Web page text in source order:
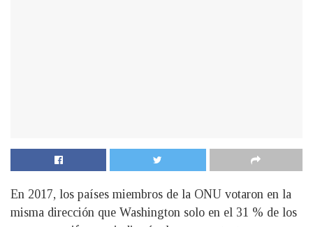
En 2017, los países miembros de la ONU votaron en la
misma dirección que Washington solo en el 31 % de los